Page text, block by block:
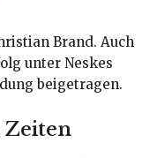
Brand. Auch
unter Neskes
beigetragen.
Zeiten